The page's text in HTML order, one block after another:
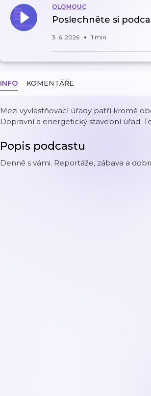
OLOMOUC
Poslechněte si
3. 6. 2026 1 min
INFO KOMENTÁŘE
Mezi vyvlastňovací úřady patří kromě
Dopravní a energetický stavební úřad.
Popis podcastu
Denně s vámi. Reportáže, zábava a